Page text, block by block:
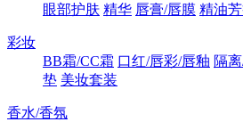
眼部护肤 精华 唇膏/唇膜 精油
彩妆
BB霜/CC霜 口红/唇彩/唇釉 隔
垫 美妆套装
香水/香氛